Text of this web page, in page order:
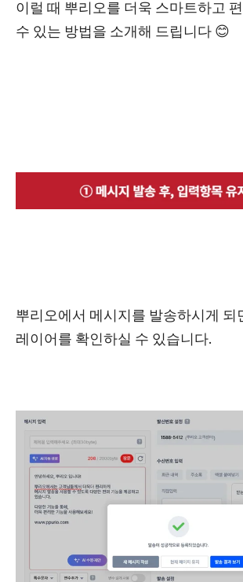
이럴 때 뿌리오를 더욱 스마트하고
수 있는 방법을 소개해 드립니다 😊
뿌리오에서 메시지를 발송하시게 되
레이어를 확인하실 수 있습니다.